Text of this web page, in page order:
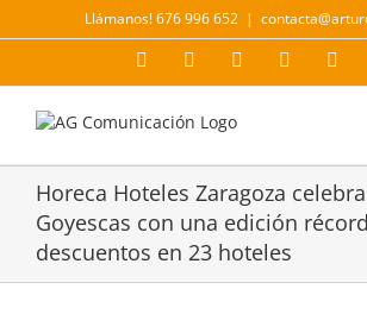
al
Llámanos! 676 996 652 |
Facebook YouTubeInstagram
Horeca Hoteles Zaragoza
Goyescas con una edición
descuentos en 23 hoteles